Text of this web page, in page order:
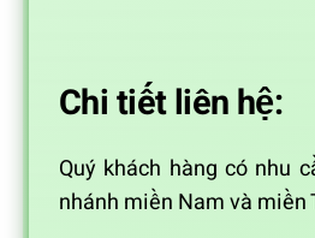
Chi tiết liên hệ:
Quý khách hàng có nhu
nhánh miền Nam và miền